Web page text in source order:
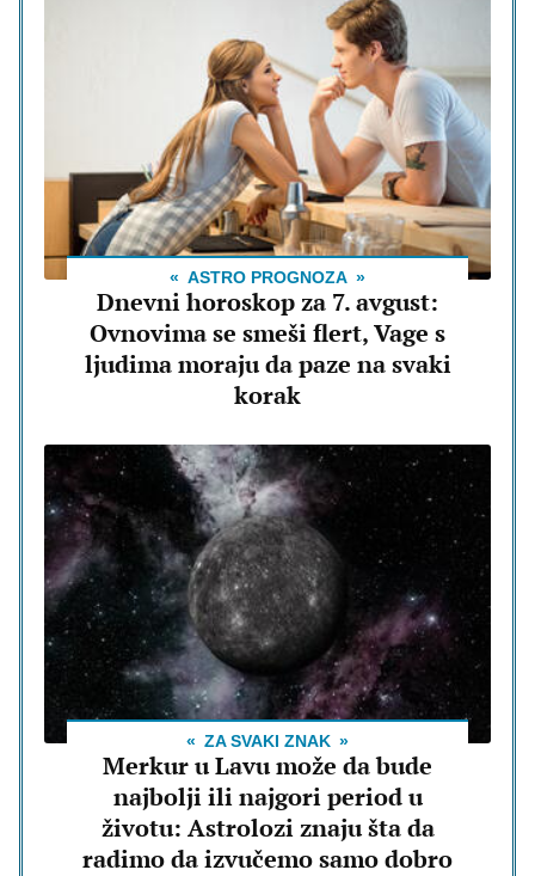
ASTRO PROGNOZA
Dnevni horoskop za 7. avgust:
Ovnovima se smeši flert, Vage s
ljudima moraju da paze na svaki
korak
ZA SVAKI ZNAK
Merkur u Lavu može da bude
najbolji ili najgori period u
životu: Astrolozi znaju šta da
radimo da izvučemo samo dobro